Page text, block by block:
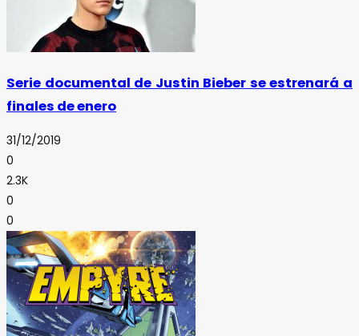
Serie documental de Justin Bieber se estrenará a
finales de enero
31/12/2019
0
2.3K
0
0